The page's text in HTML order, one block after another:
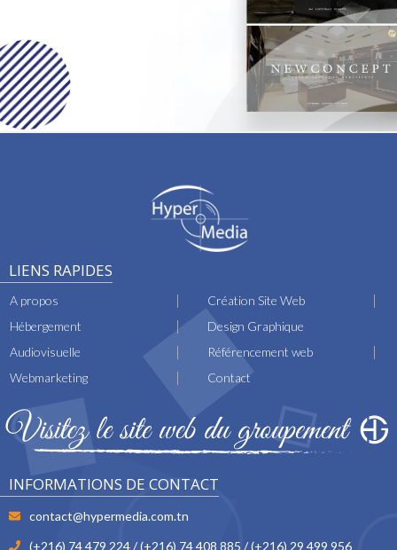
LIENS RAPIDES
A propos
Création Site Web
Hébergement
Design Graphique
Audiovisuelle
Référencement web
Webmarketing
Contact
INFORMATIONS DE CONTACT
contact@hypermedia.com.tn
(+216) 74 479 224 / (+216) 74 408 885 / (+216) 29 499 956